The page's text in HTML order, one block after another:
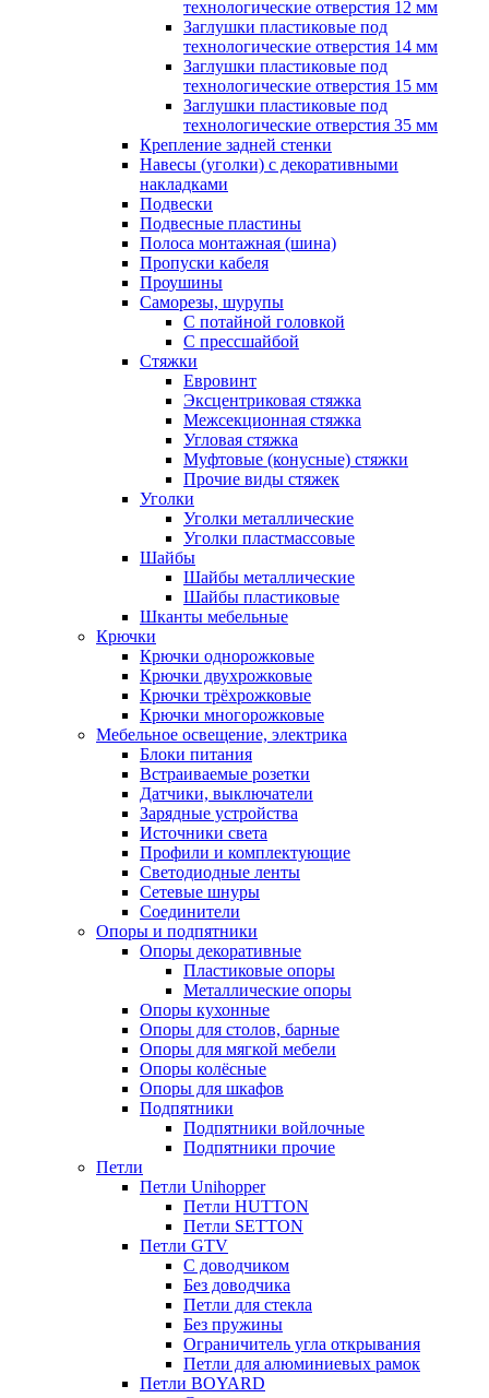
технологические отверстия 12 мм
Заглушки пластиковые под
технологические отверстия 14 мм
Заглушки пластиковые под
технологические отверстия 15 мм
Заглушки пластиковые под
технологические отверстия 35 мм
Крепление задней стенки
Навесы (уголки) с декоративными
накладками
Подвески
Подвесные пластины
Полоса монтажная (шина)
Пропуски кабеля
Проушины
Саморезы, шурупы
С потайной головкой
С прессшайбой
Стяжки
Евровинт
Эксцентриковая стяжка
Межсекционная стяжка
Угловая стяжка
Муфтовые (конусные) стяжки
Прочие виды стяжек
Уголки
Уголки металлические
Уголки пластмассовые
Шайбы
Шайбы металлические
Шайбы пластиковые
Шканты мебельные
Крючки
Крючки однорожковые
Крючки двухрожковые
Крючки трёхрожковые
Крючки многорожковые
Мебельное освещение, электрика
Блоки питания
Встраиваемые розетки
Датчики, выключатели
Зарядные устройства
Источники света
Профили и комплектующие
Светодиодные ленты
Сетевые шнуры
Соединители
Опоры и подпятники
Опоры декоративные
Пластиковые опоры
Металлические опоры
Опоры кухонные
Опоры для столов, барные
Опоры для мягкой мебели
Опоры колёсные
Опоры для шкафов
Подпятники
Подпятники войлочные
Подпятники прочие
Петли
Петли Unihopper
Петли HUTTON
Петли SETTON
Петли GTV
С доводчиком
Без доводчика
Петли для стекла
Без пружины
Ограничитель угла открывания
Петли для алюминиевых рамок
Петли BOYARD